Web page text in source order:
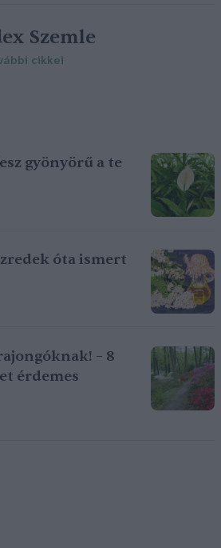
Szemle
cikkei
gyönyörű a te
óta ismert
– 8
érdemes